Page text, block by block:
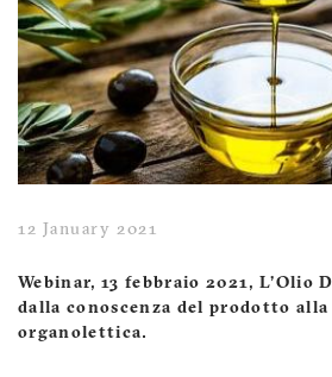
12 January 2021
Webinar, 13 febbraio 2021, L'Olio
dalla conoscenza del prodotto alla
organolettica.